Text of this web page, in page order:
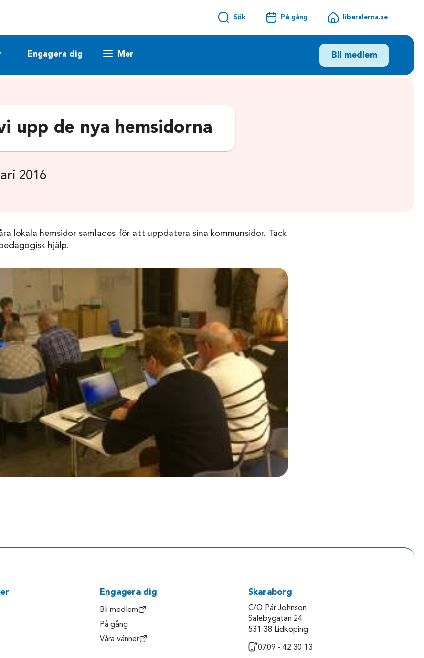
Sök På gång liberalerna.se
Engagera dig Mer Bli medlem
upp de nya hemsidorna
2016
lokala hemsidor samlades för att uppdatera sina kommunsidor. Tack
hjälp.
Engagera dig
Bli medlem
På gång
Våra vänner
Skaraborg
C/O Pär Johnson
Salebygatan 24
531 38 Lidköping
0709 - 42 30 13